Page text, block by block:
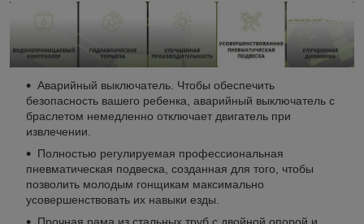
Аварийный выключатель. Чтобы обеспечить
безопасность вашего ребенка, аварийный выключатель с
браслетом немедленно отключает двигатель при
извлечении.
Полностью регулируемая профессиональная
пневматическая подвеска, созданная для того, чтобы
позволить молодым гонщикам максимально
усовершенствовать их навыки езды.
Прочная рама из стальных труб с двойной опорой и